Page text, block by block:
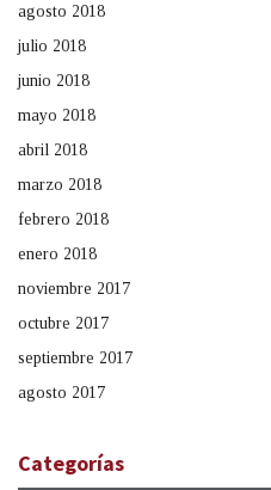
agosto 2018
julio 2018
junio 2018
mayo 2018
abril 2018
marzo 2018
febrero 2018
enero 2018
noviembre 2017
octubre 2017
septiembre 2017
agosto 2017
Categorías